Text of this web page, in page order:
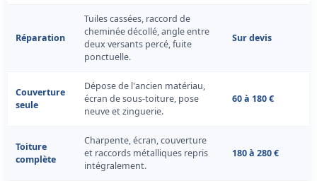
Réparation
Tuiles cassées, raccord de
cheminée décollé, angle entre
deux versants percé, fuite
ponctuelle.
Sur devis
Couverture
seule
Dépose de l'ancien matériau,
écran de sous-toiture, pose
neuve et zinguerie.
60 à 180 €
Toiture
complète
Charpente, écran, couverture
et raccords métalliques repris
intégralement.
180 à 280 €